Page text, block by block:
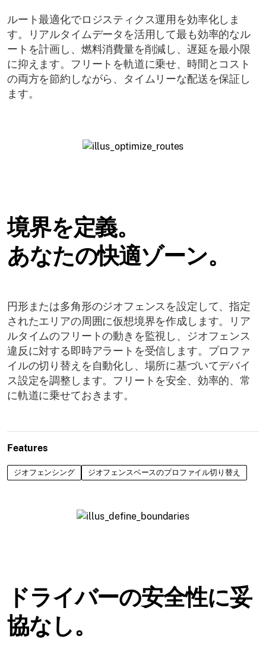
ルート最適化でロジスティクス運用を効率化しま
す。リアルタイムデータを活用して最も効率的なル
ートを計画し、燃料消費量を削減し、遅延を最小限
に抑えます。フリートを軌道に乗せ、時間とコスト
の両方を節約しながら、タイムリーな配送を保証し
ます。
境界を定義。
あなたの快適ゾーン。
円形または多角形のジオフェンスを設定して、指定
されたエリアの周囲に仮想境界を作成します。リア
ルタイムのフリートの動きを監視し、ジオフェンス
違反に対する即時アラートを受信します。プロファ
イルの切り替えを自動化し、場所に基づいてデバイ
ス設定を調整します。フリートを安全、効率的、常
に軌道に乗せておきます。
Features
ジオフェンシング ジオフェンスベースのプロファイル切り替え
ドライバーの安全性に妥
協なし。